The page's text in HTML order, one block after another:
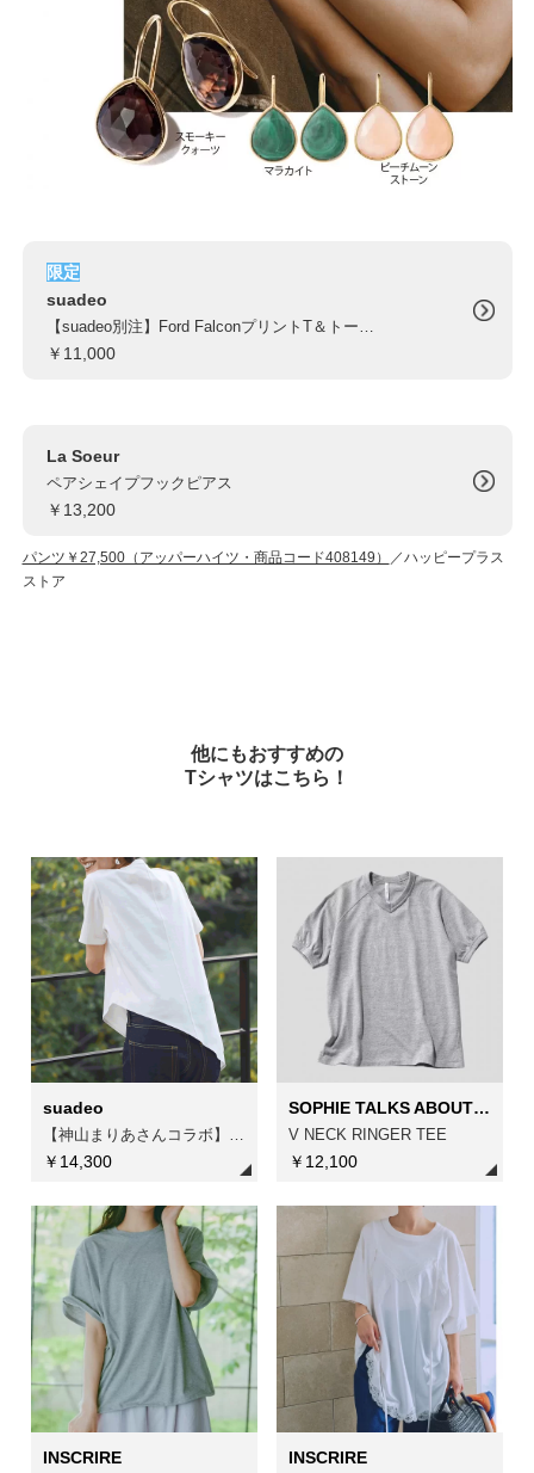
限定
suadeo
【suadeo別注】Ford FalconプリントT＆トートバッグセット
￥11,000
La Soeur
ペアシェイプフックピアス
￥13,200
パンツ￥27,500（アッパーハイツ・商品コード408149）
／ハッピープラス
ストア
他にもおすすめの
Tシャツはこちら！
suadeo
【神山まりあさんコラボ】アシンメトリーTシャツ
￥14,300
SOPHIE TALKS ABOUT THE WEATHER
V NECK RINGER TEE
￥12,100
INSCRIRE INSCRIRE